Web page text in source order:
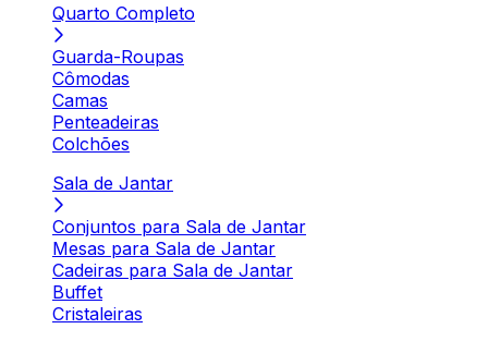
Quarto Completo
Guarda-Roupas
Cômodas
Camas
Penteadeiras
Colchões
Sala de Jantar
Conjuntos para Sala de Jantar
Mesas para Sala de Jantar
Cadeiras para Sala de Jantar
Buffet
Cristaleiras